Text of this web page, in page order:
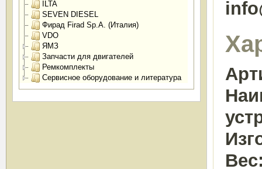
ILTA
SEVEN DIESEL
Фирад Firad Sp.A. (Италия)
VDO
ЯМЗ
Запчасти для двигателей
Ремкомплекты
Сервисное оборудование и литература